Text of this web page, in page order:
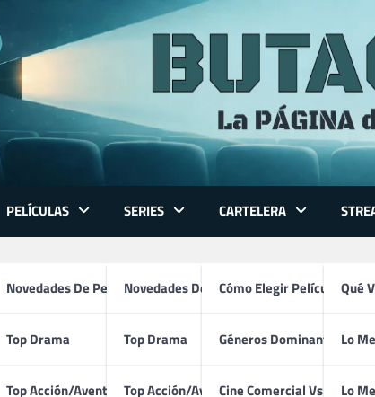
PELÍCULAS
Novedades De Películas
Top Drama
Top Acción/Aventura
SERIES
Novedades De Series
Top Drama
Top Acción/Aventura
CARTELERA
Cómo Elegir Película
Géneros Dominantes
Cine Comercial Vs Autor
Qué
Lo
Lo